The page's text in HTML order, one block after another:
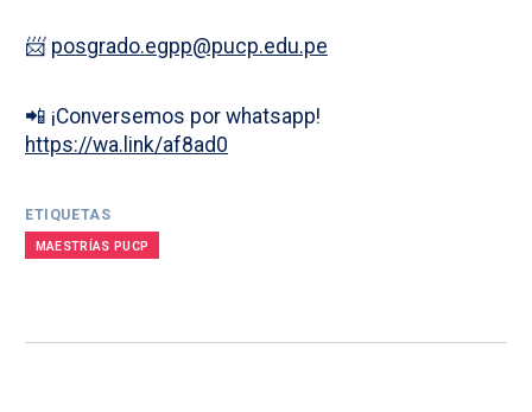
📨 posgrado.egpp@pucp.edu.pe
📲 ¡Conversemos por whatsapp!
https://wa.link/af8ad0
ETIQUETAS
MAESTRÍAS PUCP